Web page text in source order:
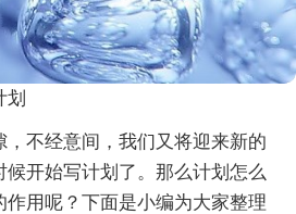
划
，不经意间，我们又将迎来新的
开始写计划了。那么计划怎么
用呢？下面是小编为大家整理